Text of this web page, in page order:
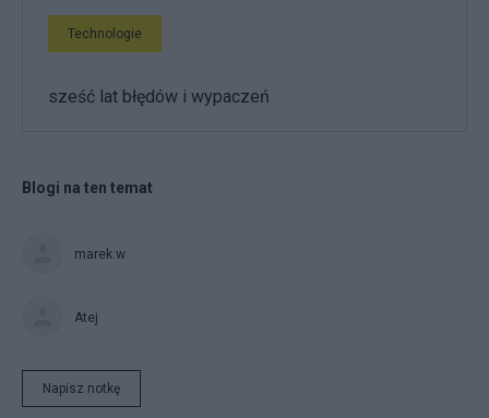
Technologie
sześć lat błędów i wypaczeń
Blogi na ten temat
marek.w
Atej
Napisz notkę